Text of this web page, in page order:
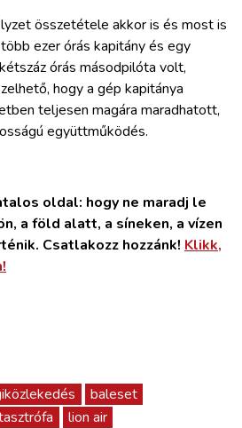
összetétele akkor is és most is
ezer órás kapitány és egy
órás másodpilóta volt,
hogy a gép kapitánya
teljesen magára maradhatott,
együttműködés.
oldal: hogy ne maradj le
a föld alatt, a síneken, a vízen
Csatlakozz hozzánk! Klikk,
baleset
lion air